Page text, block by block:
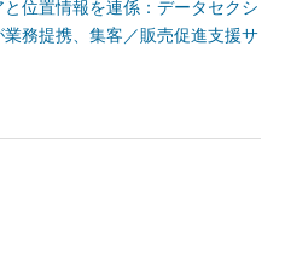
位置情報を連係：データセクシ
業務提携、集客／販売促進支援サ